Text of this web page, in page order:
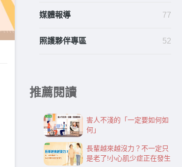
媒體報導 77
照護夥伴專區 52
推薦閱讀
害人不淺的「一定要如何如
何」
長輩越來越沒力？不一定只
是老了!小心肌少症正在發生